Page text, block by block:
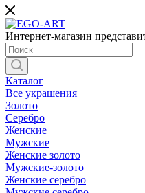
Интернет-магазин
Каталог
Все украшения
Золото
Серебро
Женские
Мужские
Женские золото
Мужские-золото
Женские серебро